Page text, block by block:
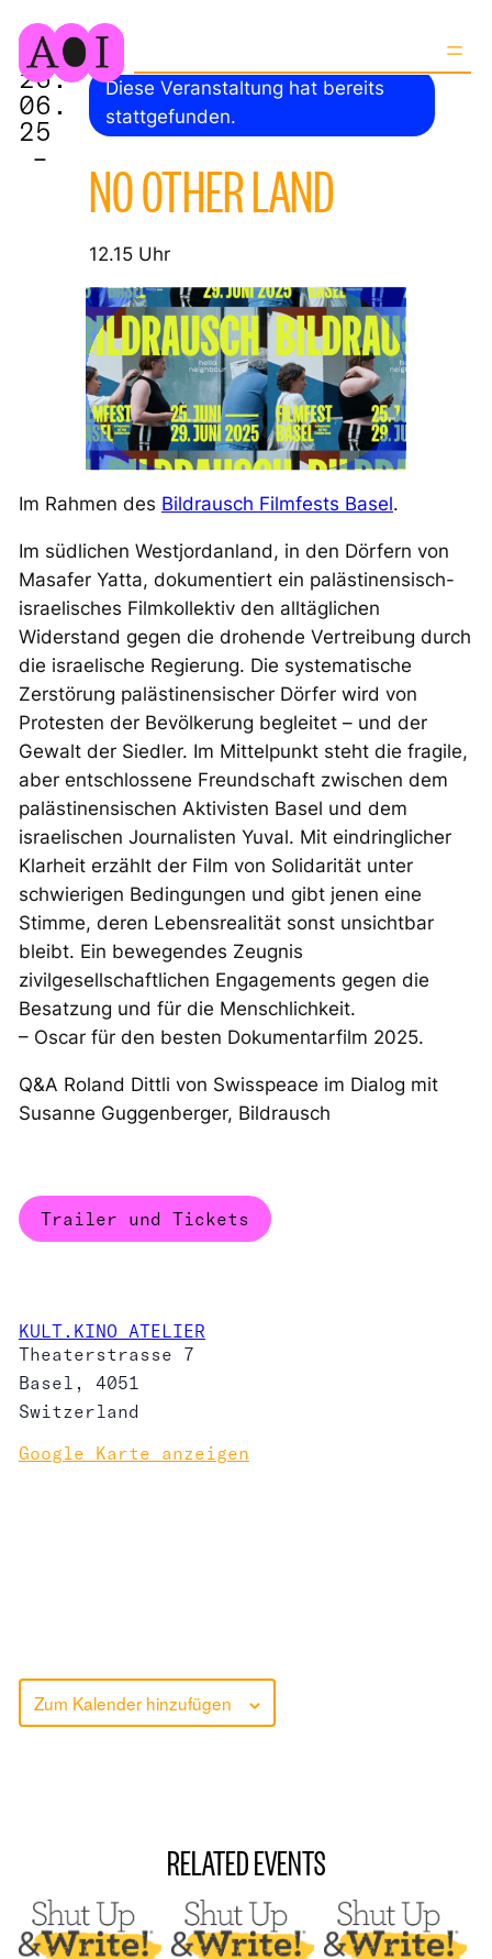
Diese Veranstaltung hat bereits
stattgefunden.
NO OTHER LAND
12.15 Uhr
26.
06.
25
–
Im Rahmen des Bildrausch Filmfests Basel.
Im südlichen Westjordanland, in den Dörfern von
Masafer Yatta, dokumentiert ein palästinensisch-
israelisches Filmkollektiv den alltäglichen
Widerstand gegen die drohende Vertreibung durch
die israelische Regierung. Die systematische
Zerstörung palästinensischer Dörfer wird von
Protesten der Bevölkerung begleitet – und der
Gewalt der Siedler. Im Mittelpunkt steht die fragile,
aber entschlossene Freundschaft zwischen dem
palästinensischen Aktivisten Basel und dem
israelischen Journalisten Yuval. Mit eindringlicher
Klarheit erzählt der Film von Solidarität unter
schwierigen Bedingungen und gibt jenen eine
Stimme, deren Lebensrealität sonst unsichtbar
bleibt. Ein bewegendes Zeugnis
zivilgesellschaftlichen Engagements gegen die
Besatzung und für die Menschlichkeit.
– Oscar für den besten Dokumentarfilm 2025.
Q&A Roland Dittli von Swisspeace im Dialog mit
Susanne Guggenberger, Bildrausch
Trailer und Tickets
KULT.KINO ATELIER
Theaterstrasse 7
Basel ,
4051
Switzerland
Google Karte anzeigen
Zum Kalender hinzufügen
RELATED EVENTS